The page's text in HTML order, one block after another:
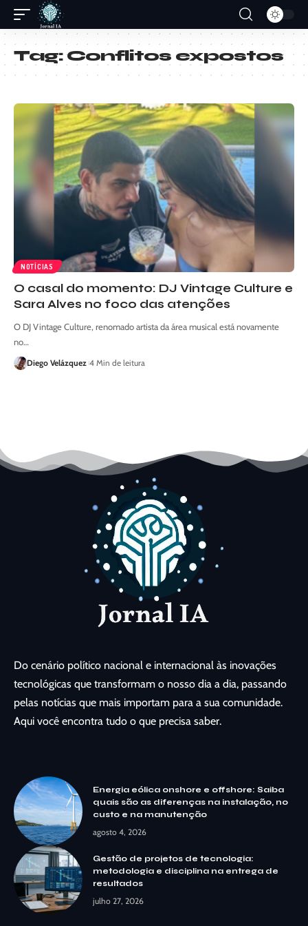
Tag:Conflitos expostos
NOTÍCIAS
O casal do momento: DJ Vintage Culture e
Sara Alves no foco das atenções
O DJ Vintage Culture, renomado artista da área musical está novamente
no…
Diego Velázquez 4 Min de leitura
Do cenário político nacional e internacional às inovações
tecnológicas que transformam o nosso dia a dia, passando
pelas notícias que mais importam para a sua comunidade.
Aqui você encontra tudo o que precisa saber.
Energia eólica onshore e offshore: Saiba
quais são as diferenças na instalação, no
custo e na manutenção
agosto 4, 2026
Gestão de projetos de tecnologia:
metodologia e disciplina na entrega de
resultados
julho 27, 2026